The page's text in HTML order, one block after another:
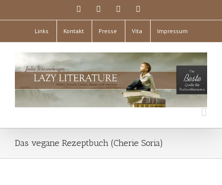
Links Kontakt Presse Vita Impressum
Das vegane Rezeptbuch (Cherie Soria)